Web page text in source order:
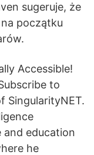
sugeruje, że
na początku
Accessible!
to
SingularityNET.
and education
he